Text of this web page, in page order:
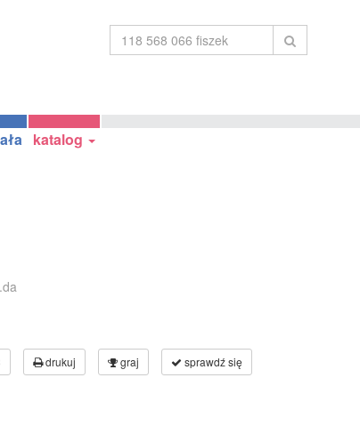
katalog
drukuj graj sprawdź się